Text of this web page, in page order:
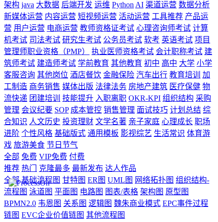
架构 java 大数据 后端开发 运维 Python AI 渠道运营 数据分析
新媒体运营 内容运营 短视频运营 活动运营 工具推荐 产品运
营 用户运营 电商运营 教师资格证考试 心理咨询师考试 计算
机考试 司法考试 研究生考试 公务员考试 软考 英语考试 项目
管理师职业资格（PMP）
执业医师资格考试 会计职称考试 建
筑师考试 建造师考试 学前教育 其他教育 初中 高中 大学 小学
客服咨询 其他岗位 酒店餐饮 金融保险 汽车出行 教育培训
加
工制造 商务销售 媒体出版 法律法务 房地产建筑 医疗保健 物
流快递 团建培训 技能提升 入职离职 OKR-KPI 组织结构 采购
管理 会议纪要 SOP 成本管控 销售管理 面试技巧 计划总结 综
合知识 人文历史 投资理财 文学名著 亲子家庭 心理成长 职场
进阶 个性风格 基础版式 通用模板 影视综艺 生活常识 体育游
戏 旅游美食 节日节气
全部 免费 VIP免费 付费
推荐 热门 克隆最多 最新发布 达人作品
全部 基础流程图 甘特图 ER图 UML图 网络拓扑图 组织结构-
流程图 泳道图 平面图 电路图 图表/表格 架构图 原型图
BPMN2.0 韦恩图 关系图 逻辑图 魏朱商业模式 EPC事件过程
链图 EVC企业价值链图 其他流程图